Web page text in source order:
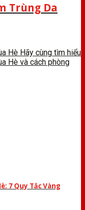
Trùng Da
Hè Hãy cùng tìm hiểu
Hè và cách phòng
7 Quy Tắc Vàng